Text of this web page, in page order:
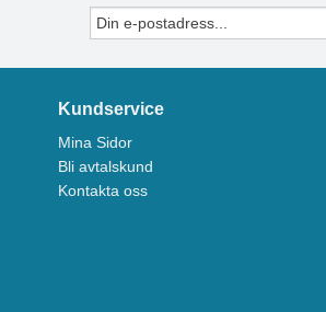
Kundservice
Mina Sidor
Bli avtalskund
Kontakta oss